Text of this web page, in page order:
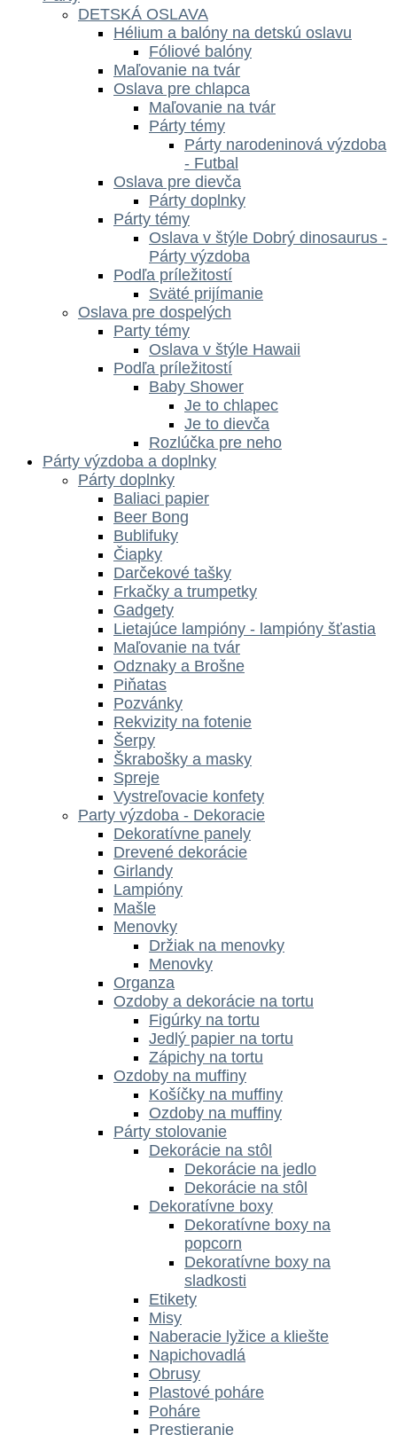
DETSKÁ OSLAVA
Hélium a balóny na detskú oslavu
Fóliové balóny
Maľovanie na tvár
Oslava pre chlapca
Maľovanie na tvár
Párty témy
Párty narodeninová výzdoba
- Futbal
Oslava pre dievča
Párty doplnky
Párty témy
Oslava v štýle Dobrý dinosaurus -
Párty výzdoba
Podľa príležitostí
Sväté prijímanie
Oslava pre dospelých
Party témy
Oslava v štýle Hawaii
Podľa príležitostí
Baby Shower
Je to chlapec
Je to dievča
Rozlúčka pre neho
Párty výzdoba a doplnky
Párty doplnky
Baliaci papier
Beer Bong
Bublifuky
Čiapky
Darčekové tašky
Frkačky a trumpetky
Gadgety
Lietajúce lampióny - lampióny šťastia
Maľovanie na tvár
Odznaky a Brošne
Piňatas
Pozvánky
Rekvizity na fotenie
Šerpy
Škrabošky a masky
Spreje
Vystreľovacie konfety
Party výzdoba - Dekoracie
Dekoratívne panely
Drevené dekorácie
Girlandy
Lampióny
Mašle
Menovky
Držiak na menovky
Menovky
Organza
Ozdoby a dekorácie na tortu
Figúrky na tortu
Jedlý papier na tortu
Zápichy na tortu
Ozdoby na muffiny
Košíčky na muffiny
Ozdoby na muffiny
Párty stolovanie
Dekorácie na stôl
Dekorácie na jedlo
Dekorácie na stôl
Dekoratívne boxy
Dekoratívne boxy na
popcorn
Dekoratívne boxy na
sladkosti
Etikety
Misy
Naberacie lyžice a kliešte
Napichovadlá
Obrusy
Plastové poháre
Poháre
Prestieranie